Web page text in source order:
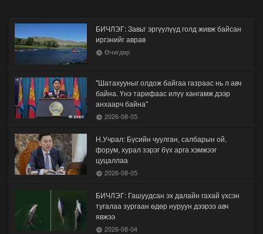
БИЧЛЭГ: Завьт эргүүлүүд голд живж байсан
иргэнийг аврав
Өчигдөр
"Шатахууныг олдож байгаа газраас нь л авч
байна. Үнэ тарифаас илүү хангамж дээр
анхаарч байна"
2026-08-05
Н.Учрал: Бүсийн чуулган, салбарын ой,
форум, хурал зэрэг бүх арга хэмжээг
цуцаллаа
2026-08-05
БИЧЛЭГ: Гашуудсан эх далайн гахай үхсэн
тугалаа зургаан өдөр нуруун дээрээ авч
явжээ
2026-08-04